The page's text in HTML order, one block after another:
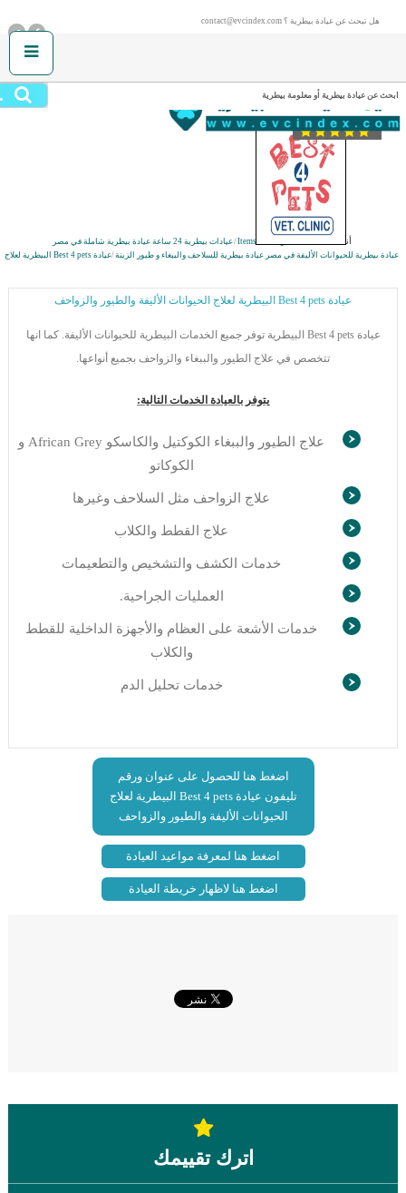
هل تبحث عن عيادة بيطرية ؟ contact@evcindex.com
ابحث عن عيادة بيطرية أو معلومة بيطرية
أنت هنا: Items
/عيادات بيطرية 24 ساعة
عيادة بيطرية شاملة في مصر
عيادة بيطرية للحيوانات الأليفة في مصر عيادة بيطرية للسلاحف والببغاء و طيور الزينة/
عيادة Best 4 pets البيطرية لعلاج
عيادة Best 4 pets البيطرية لعلاج الحيوانات الأليفة والطيور والزواحف
عيادة Best 4 pets البيطرية توفر جميع الخدمات البيطرية للحيوانات الأليفة. كما انها
تتخصص في علاج الطيور والببغاء والزواحف بجميع أنواعها.
يتوفر بالعيادة الخدمات التالية:
علاج الطيور والببغاء الكوكتيل والكاسكو African Grey و
الكوكاتو
علاج الزواحف مثل السلاحف وغيرها
علاج القطط والكلاب
خدمات الكشف والتشخيص والتطعيمات
العمليات الجراحية.
خدمات الأشعة على العظام والأجهزة الداخلية للقطط
والكلاب
خدمات تحليل الدم
اضغط هنا للحصول على عنوان ورقم
تليفون عيادة Best 4 pets البيطرية لعلاج
الحيوانات الأليفة والطيور والزواحف
اضغط هنا لمعرفة مواعيد العيادة
اضغط هنا لاظهار خريطة العيادة
اترك تقييمك